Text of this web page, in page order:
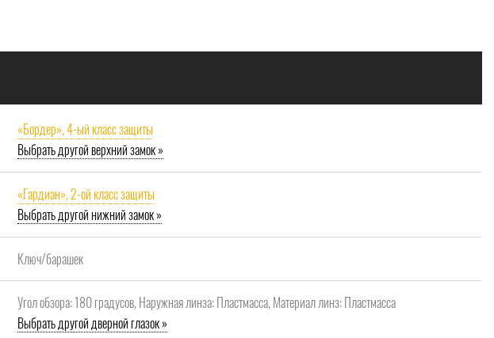
«Бордер», 4-ый класс защиты
Выбрать другой верхний замок »
«Гардиан», 2-ой класс защиты
Выбрать другой нижний замок »
Ключ/барашек
Угол обзора: 180 градусов, Наружная линза: Пластмасса, Материал линз: Пластмасса
Выбрать другой дверной глазок »